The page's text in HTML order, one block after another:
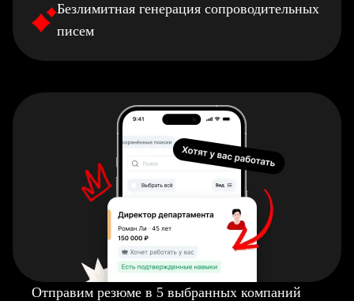
Безлимитная генерация сопроводительных
писем
Отправим резюме в 5 выбранных компаний